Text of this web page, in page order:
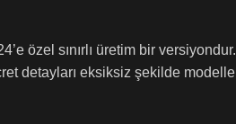
özel sınırlı üretim bir versiyondur.
detayları eksiksiz şekilde